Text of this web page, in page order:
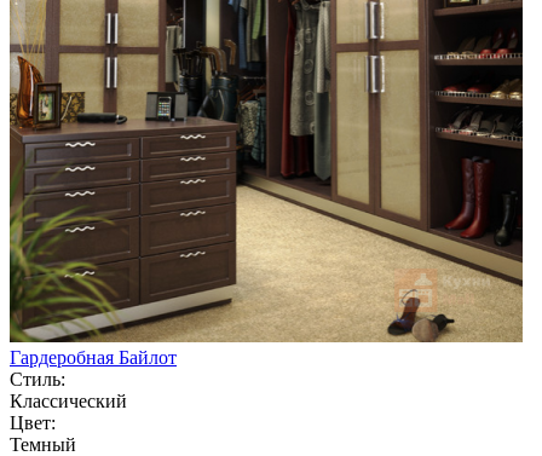
Гардеробная Байлот
Стиль:
Классический
Цвет:
Темный